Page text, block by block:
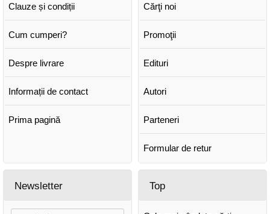
Clauze și condiții
Cum cumperi?
Despre livrare
Informații de contact
Prima pagină
Cărţi noi
Promoţii
Edituri
Autori
Parteneri
Formular de retur
Newsletter Top